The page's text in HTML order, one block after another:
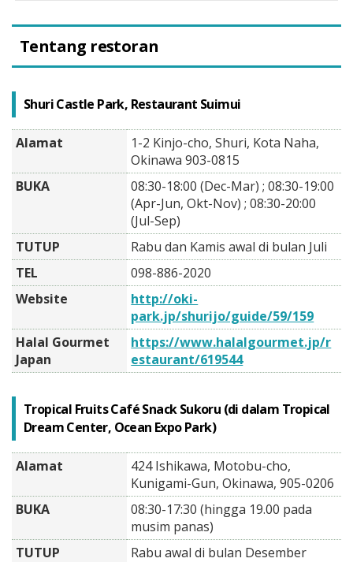
Tentang restoran
Shuri Castle Park, Restaurant Suimui
Alamat
1-2 Kinjo-cho, Shuri, Kota Naha,
Okinawa 903-0815
BUKA
08:30-18:00 (Dec-Mar) ; 08:30-19:00
(Apr-Jun, Okt-Nov) ; 08:30-20:00
(Jul-Sep)
TUTUP
Rabu dan Kamis awal di bulan Juli
TEL
098-886-2020
Website
http://oki-
park.jp/shurijo/guide/59/159
Halal Gourmet
Japan
https://www.halalgourmet.jp/r
estaurant/619544
Tropical Fruits Café Snack Sukoru (di dalam Tropical
Dream Center, Ocean Expo Park)
Alamat
424 Ishikawa, Motobu-cho,
Kunigami-Gun, Okinawa, 905-0206
BUKA
08:30-17:30 (hingga 19.00 pada
musim panas)
TUTUP
Rabu awal di bulan Desember